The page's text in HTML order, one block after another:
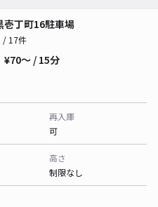
壱丁町16駐車場
/ 17件
¥70〜 / 15分
再入庫
可
高さ
制限なし